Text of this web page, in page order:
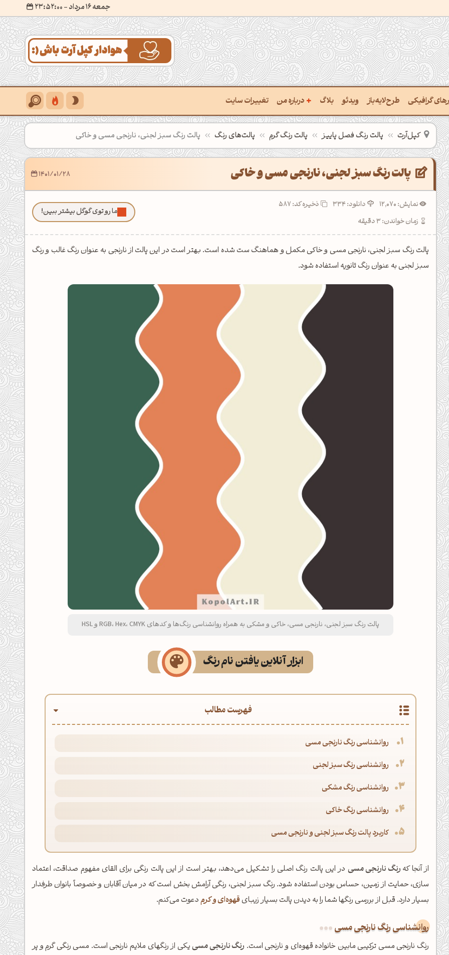
جمعه 16 مرداد - ۲۳:۵۲:۰۱
گرافیکی
پالت از تصویر
رنگ‌ها باهم
یافتن نام رنگ با کد Hex
استخراج کد رنگ از عکس
ساخت پالت رنگ با هوش‌مصنوعی
کدهای رنگ
یافتن رنگ مکمل
مشاهده تمام ابزارها
طرح‌لایه‌باز ویدئو بلاگ + درباره من
درباره‌من
سفارش پروژه
تماس با ‌من
سوالات متداول‌‌
تغییرات سایت
کپل‌آرت پالت‌های رنگ پالت رنگ گرم پالت رنگ فصل پاییز پالت رنگ سبز لجنی، نارنجی مسی و خاکی
پالت رنگ سبز لجنی، نارنجی مسی و خاکی 1401/01/28
نمایش: 12,070 دانلود: 334
ذخیره کد: 587
زمان خواندن: 3 دقیقه
ما رو توی گوگل بیشتر ببین!
پالت رنگ سبز لجنی، نارنجی مسی و خاکی مکمل و هماهنگ ست شده است. بهتر است در این پالت از نارنجی به عنوان رنگ غالب و رنگ
سبز لجنی به عنوان رنگ ثانویه استفاده شود.
پالت رنگ سبز لجنی، نارنجی مسی، خاکی و مشکی به همراه روانشناسی رنگ‌ها و کدهای RGB، Hex، CMYK و HSL
ابزار آنلاین یافتن نام رنگ
فهرست مطالب
روانشناسی رنگ نارنجی مسی
روانشناسی رنگ سبز لجنی
روانشناسی رنگ مشکی
روانشناسی رنگ خاکی
کاربرد پالت رنگ سبز لجنی و نارنجی مسی
از آنجا کهرنگ نارنجی مسی در این پالت رنگ اصلی را تشکیل می‌دهد، بهتر است از این پالت رنگی برای القای مفهوم صداقت، اعتماد
سازی، حمایت از زمین، حساس بودن استفاده شود. رنگ سبز لجنی، رنگی آرامش بخش است که در میان آقابان و خصوصاً بانوان طرفدار
بسیار دارد. قبل از بررسی رنگها شما را به دیدن پالت بسیار زیبایقهوه‌ای و کرمدعوت می‌کنم.
روانشناسی رنگ نارنجی مسی
رنگ نارنجی مسی ترکیبی مابین خانواده قهوه‌ای و نارنجی است. رنگ نارنجی مسییکی از رنگهای ملایم نارنجی است. مسی رنگی گرم و پر